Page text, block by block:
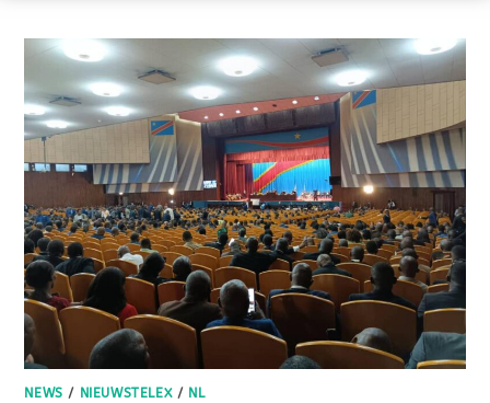
NEWS / NIEUWSTELEX/ NL